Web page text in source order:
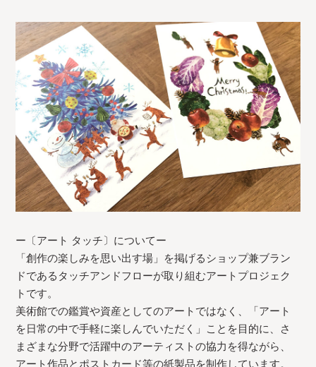
ー〔アート タッチ〕についてー
「創作の楽しみを思い出す場」を掲げるショップ兼ブラン
ドであるタッチアンドフローが取り組むアートプロジェク
トです。
美術館での鑑賞や資産としてのアートではなく、「アート
を日常の中で手軽に楽しんでいただく」ことを目的に、さ
まざまな分野で活躍中のアーティストの協力を得ながら、
アート作品とポストカード等の紙製品を制作しています。